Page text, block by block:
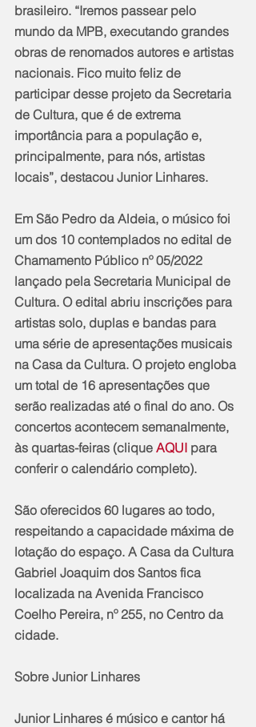
brasileiro. “Iremos passear pelo
mundo da MPB, executando grandes
obras de renomados autores e artistas
nacionais. Fico muito feliz de
participar desse projeto da Secretaria
de Cultura, que é de extrema
importância para a população e,
principalmente, para nós, artistas
locais”, destacou Junior Linhares.
Em São Pedro da Aldeia, o músico foi
um dos 10 contemplados no edital de
Chamamento Público nº 05/2022
lançado pela Secretaria Municipal de
Cultura. O edital abriu inscrições para
artistas solo, duplas e bandas para
uma série de apresentações musicais
na Casa da Cultura. O projeto engloba
um total de 16 apresentações que
serão realizadas até o final do ano. Os
concertos acontecem semanalmente,
às quartas-feiras (clique AQUI para
conferir o calendário completo).
São oferecidos 60 lugares ao todo,
respeitando a capacidade máxima de
lotação do espaço. A Casa da Cultura
Gabriel Joaquim dos Santos fica
localizada na Avenida Francisco
Coelho Pereira, nº 255, no Centro da
cidade.
Sobre Junior Linhares
Junior Linhares é músico e cantor há